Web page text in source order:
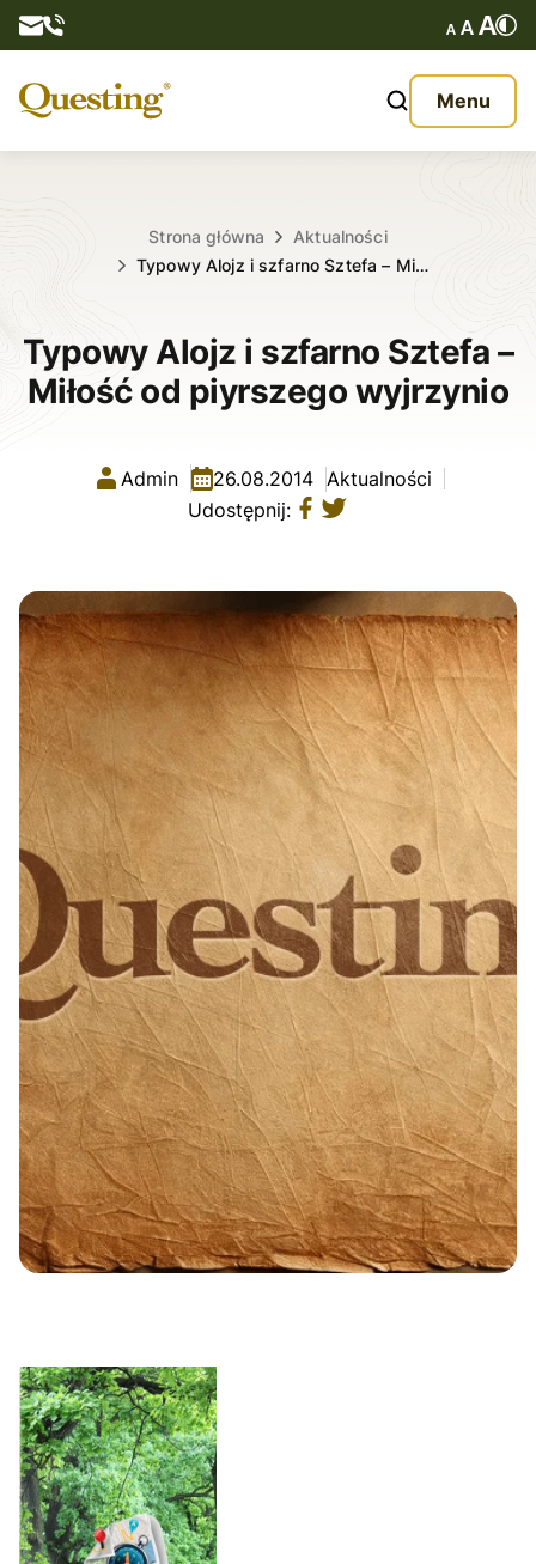
Menu
O nas
Kontakt
Strona główna
Aktualności
Typowy Alojz i szfarno Sztefa – Mi…
Typowy Alojz i szfarno Sztefa –
Miłość od piyrszego wyjrzynio
Admin 26.08.2014 Aktualności
Udostępnij: